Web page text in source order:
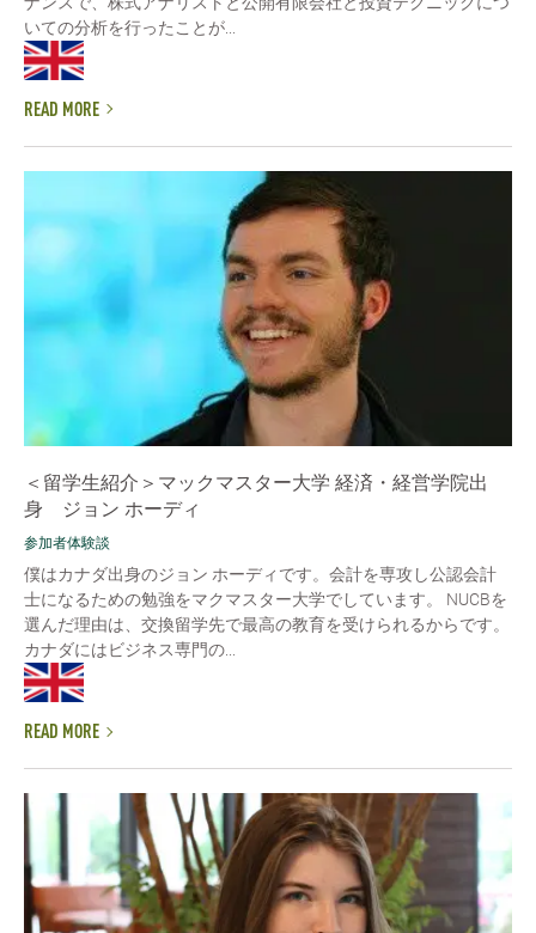
いての分析を行ったことが...
READ MORE
＜留学生紹介＞マックマスター大学 経済・経営学院出
身 ジョン ホーディ
参加者体験談
僕はカナダ出身のジョン ホーディです。会計を専攻し公認会計
士になるための勉強をマクマスター大学でしています。 NUCBを
選んだ理由は、交換留学先で最高の教育を受けられるからです。
カナダにはビジネス専門の...
READ MORE